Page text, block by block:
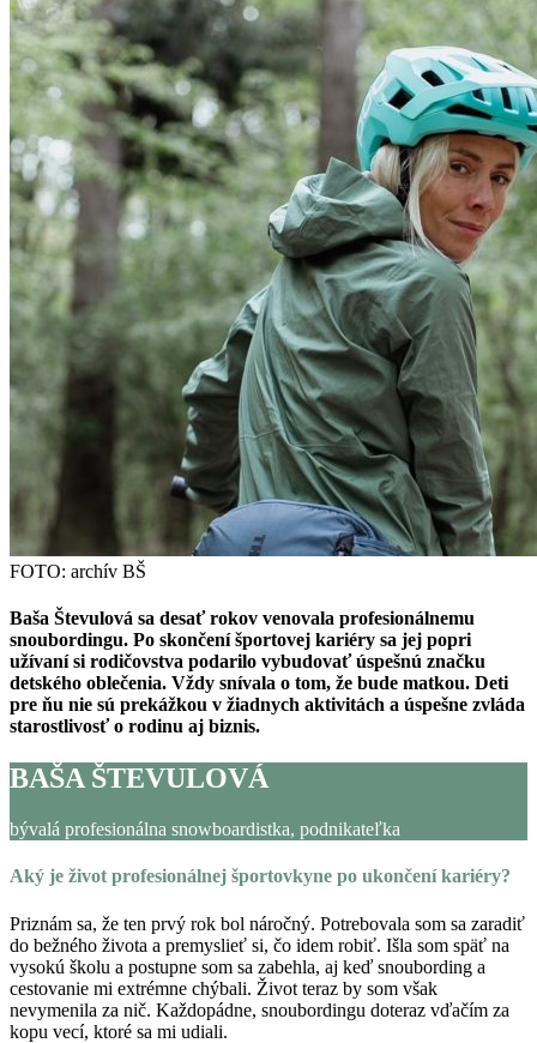
FOTO: archív BŠ
Baša Števulová sa desať rokov venovala profesionálnemu
snoubordingu. Po skončení športovej kariéry sa jej popri
užívaní si rodičovstva podarilo vybudovať úspešnú značku
detského oblečenia. Vždy snívala o tom, že bude matkou. Deti
pre ňu nie sú prekážkou v žiadnych aktivitách a úspešne zvláda
starostlivosť o rodinu aj biznis.
BAŠA ŠTEVULOVÁ
bývalá profesionálna snowboardistka, podnikateľka
Aký je život profesionálnej športovkyne po ukončení kariéry?
Priznám sa, že ten prvý rok bol náročný. Potrebovala som sa zaradiť
do bežného života a premyslieť si, čo idem robiť. Išla som späť na
vysokú školu a postupne som sa zabehla, aj keď snoubording a
cestovanie mi extrémne chýbali. Život teraz by som však
nevymenila za nič. Každopádne, snoubordingu doteraz vďačím za
kopu vecí, ktoré sa mi udiali.